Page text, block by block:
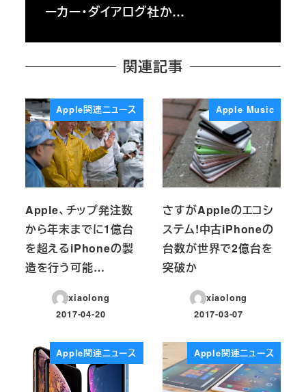
ーカー・ダイアログ社か…
関連記事
Apple関連ニュース
Apple、チップ発注数
から年末までに1億台
を超えるiPhoneの製
造を行う可能…
xiaolong
投稿日
2017-04-20
Apple Music
さすがAppleのエコシ
ステム!中古iPhoneの
台数が世界で2億台を
突破か
xiaolong
投稿日
2017-03-07
Apple関連ニュース Apple関連ニュース